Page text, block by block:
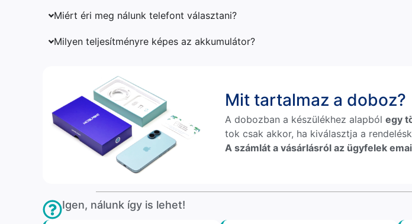
Miért éri meg nálunk telefont választani?
Milyen teljesítményre képes az akkumulátor?
Mit tartalmaz a doboz?
A dobozban a készülékhez alapbólegy
tok csak akkor, ha kiválasztja a
A számlát a vásárlásról az ügyfelek
Igen, nálunk így is lehet!